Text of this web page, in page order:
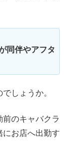
同伴やアフタ
しょうか。
のキャバクラ
にお店へ出勤す